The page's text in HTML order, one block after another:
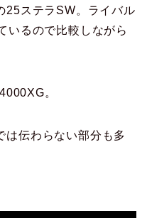
25ステラSW。ライバル
いるので比較しながら
。
は伝わらない部分も多